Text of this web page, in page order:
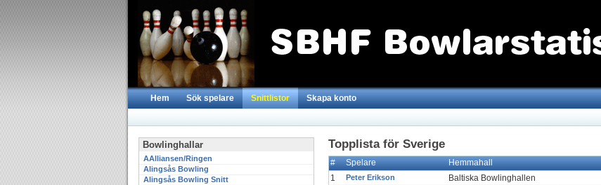
Hem Sök spelare Snittlistor Skapa konto
Bowlinghallar
AAlliansen/Ringen
Alingsås Bowling
Alingsås Bowling Snitt
Topplista för Sverige
# Spelare Hemmahall
1
Peter Erikson Baltiska Bowlinghallen